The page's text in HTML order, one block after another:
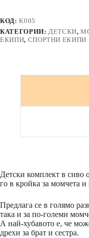
сиво
КОД:K005
КАТЕГОРИИ:ДЕТСКИ,
ЕКИПИ, СПОРТНИ ЕКИПИ
Детски комплект в сиво
го в кройка за момчета
Предлага се в голямо
така и за по-големи
А най-хубавото е, че
дрехи за брат и сестра.